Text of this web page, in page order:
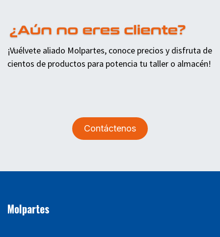
¡Vuélvete aliado Molpartes, conoce precios y disfruta de
cientos de productos para potencia tu taller o almacén!
Contáctenos
Molpartes